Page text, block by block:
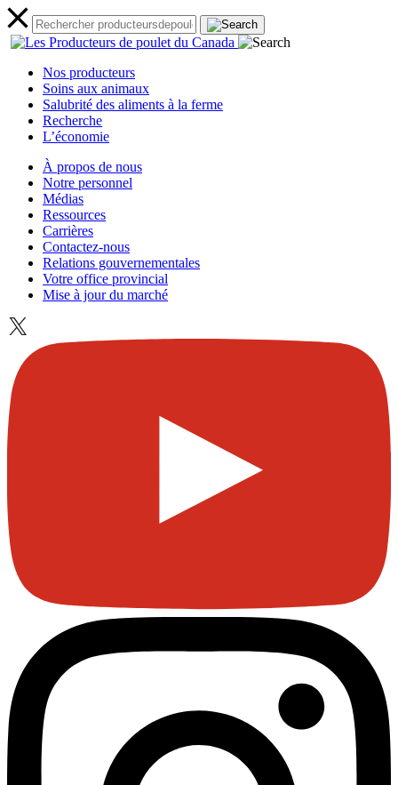
Nos producteurs
Soins aux animaux
Salubrité des aliments à la ferme
Recherche
L’économie
À propos de nous
Notre personnel
Médias
Ressources
Carrières
Contactez-nous
Relations gouvernementales
Votre office provincial
Mise à jour du marché